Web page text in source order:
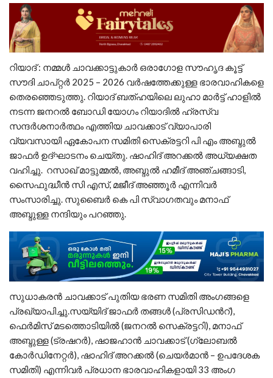
റിയാദ് : നമ്മൾ ചാവക്കാട്ടുകാർ ഒരാഗോള സൗഹൃദ കൂട്ട്
സൗദി ചാപ്റ്റർ 2025 – 2026 വർഷത്തേക്കുള്ള ഭാരവാഹികളെ
തെരഞ്ഞെടുത്തു. റിയാദ് ബത്ഹയിലെ ലുഹാ മാർട്ട് ഹാളിൽ
നടന്ന ജനറൽ ബോഡി യോഗം റിയാദിൽ ഹ്രസ്വ
സന്ദർശനാർത്ഥം എത്തിയ ചാവക്കാട് വ്യാപാരി
വ്യവസായി ഏകോപന സമിതി സെക്രട്ടറി പി എം അബ്ദുൽ
ജാഫർ ഉദ്‌ഘാടനം ചെയ്തു. ഷാഹിദ് അറക്കൽ അധ്യക്ഷത
വഹിച്ചു. റസാഖ് മാട്ടുമ്മൽ, അബ്ദുൽ ഹമീദ് അഞ്ചങ്ങാടി,
സൈഫുദ്ധീൻ സി എസ്, മജീദ് അഞ്ഞൂർ എന്നിവർ
സംസാരിച്ചു. സുബൈർ കെ പി സ്വാഗതവും മനാഫ്
അബ്ദുള്ള നന്ദിയും പറഞ്ഞു.
സുധാകരൻ ചാവക്കാട് പുതിയ ഭരണ സമിതി അംഗങ്ങളെ
പ്രഖ്യാപിച്ചു.സയ്യിദ് ജാഫർ തങ്ങൾ (പ്രസിഡൻറ്),
ഫെർമിസ് മടത്തൊടിയിൽ (ജനറൽ സെക്രട്ടറി), മനാഫ്
അബ്ദുള്ള (ട്രഷറർ), ഷാജഹാൻ ചാവക്കാട് (ഗ്ലോബൽ
കോർഡിനേറ്റർ), ഷാഹിദ് അറക്കൽ (ചെയർമാൻ – ഉപദേശക
സമിതി) എന്നിവർ പ്രധാന ഭാരവാഹികളായി 33 അംഗ